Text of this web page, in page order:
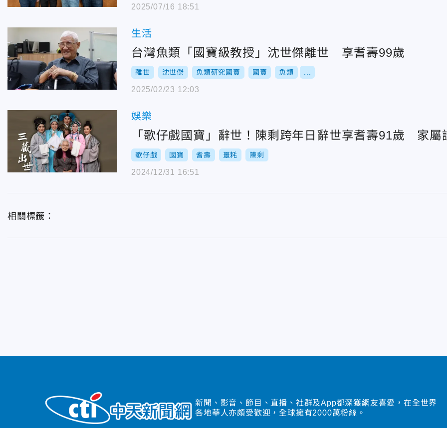
2025/07/16 18:51
生活
台灣魚類「國寶級教授」沈世傑離世 享耆壽99歲
離世 沈世傑 魚類研究國寶 國寶 魚類
2025/02/23 12:03
娛樂
「歌仔戲國寶」辭世！陳剩跨年日辭世享耆壽91歲 家屬
歌仔戲 國寶 耆壽 噩耗 陳剩
2024/12/31 16:51
相關標籤：
新聞、影音、節目、直播、社群及App都深獲網友喜愛，在全世界
各地華人亦頗受歡迎，全球擁有2000萬粉絲。